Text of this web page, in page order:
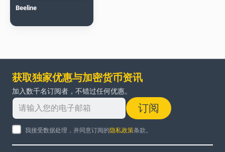
Beeline
获取独家优惠与加密货币资讯
加入数千名订阅者，不错过任何优惠。
订阅
我接受数据处理，并同意订阅的隐私政策条款。